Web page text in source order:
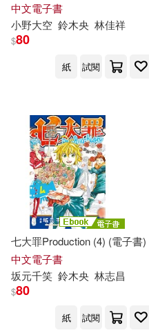
中文電子書
小野大空 鈴木央 林佳祥
$80
紙 試閱
七大罪Production (4) (電子書)
中文電子書
坂元千笑 鈴木央 林志昌
$80
紙 試閱